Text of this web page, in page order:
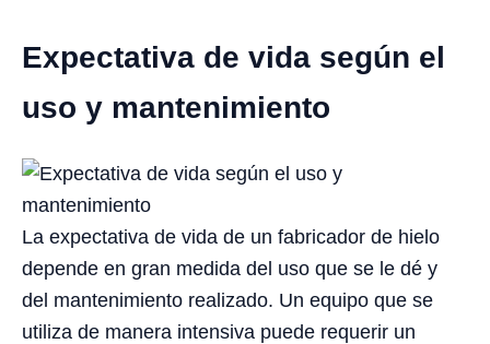
Expectativa de vida según el
uso y mantenimiento
La expectativa de vida de un fabricador de hielo
depende en gran medida del uso que se le dé y
del mantenimiento realizado. Un equipo que se
utiliza de manera intensiva puede requerir un